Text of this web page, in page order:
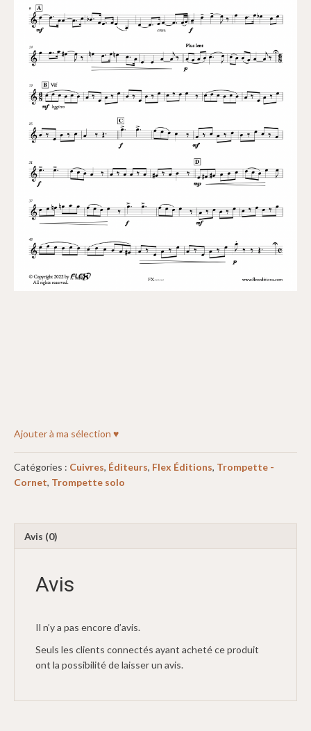
Ajouter à ma sélection ♥
Catégories : Cuivres, Éditeurs, Flex Éditions, Trompette -
Cornet, Trompette solo
Avis (0)
Avis
Il n’y a pas encore d’avis.
Seuls les clients connectés ayant acheté ce produit
ont la possibilité de laisser un avis.